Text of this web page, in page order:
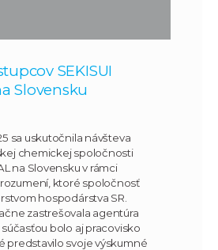
SEKISUI
Slovensku
sa uskutočnila návšteva
chemickej spoločnosti
na Slovensku v rámci
ktoré spoločnosť
hospodárstva SR.
zastrešovala agentúra
bolo aj pracovisko
predstavilo svoje výskumné